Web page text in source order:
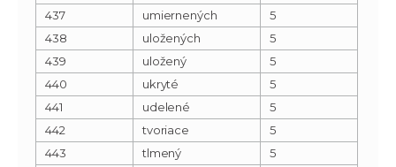
437 umiernených
5
438
uložených
5
439
uložený
5
440
ukryté
5
441
udelené
5
442
tvoriace
5
443
tlmený
5